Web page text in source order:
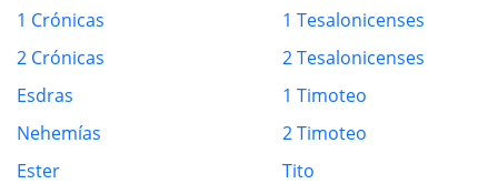
1 Crónicas
2 Crónicas
Esdras
Nehemías
Ester
1 Tesalonicenses
2 Tesalonicenses
1 Timoteo
2 Timoteo
Tito